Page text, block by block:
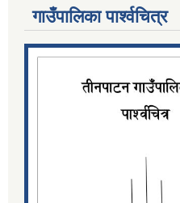
गाउँपालिका पार्श्‍वचित्र